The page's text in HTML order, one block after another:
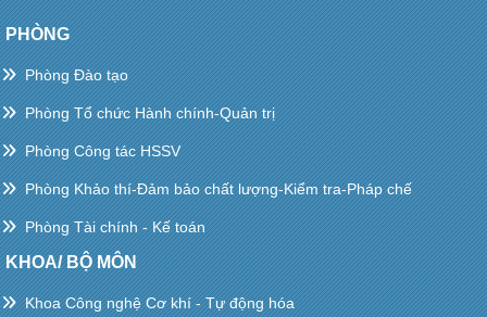
PHÒNG
Phòng Đào tạo
Phòng Tổ chức Hành chính-Quản trị
Phòng Công tác HSSV
Phòng Khảo thí-Đảm bảo chất lượng-Kiểm tra-Pháp chế
Phòng Tài chính - Kế toán
KHOA/ BỘ MÔN
Khoa Công nghệ Cơ khí - Tự động hóa